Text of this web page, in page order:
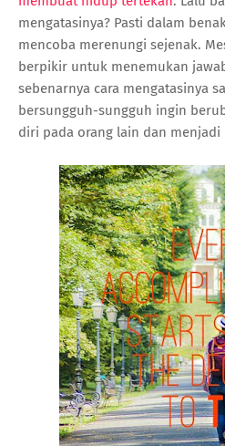
mengatasinya? Pasti dalam
mencoba merenungi sejenak.
berpikir untuk menemukan
sebenarnya cara mengatasinya
bersungguh-sungguh ingin
diri pada orang lain dan